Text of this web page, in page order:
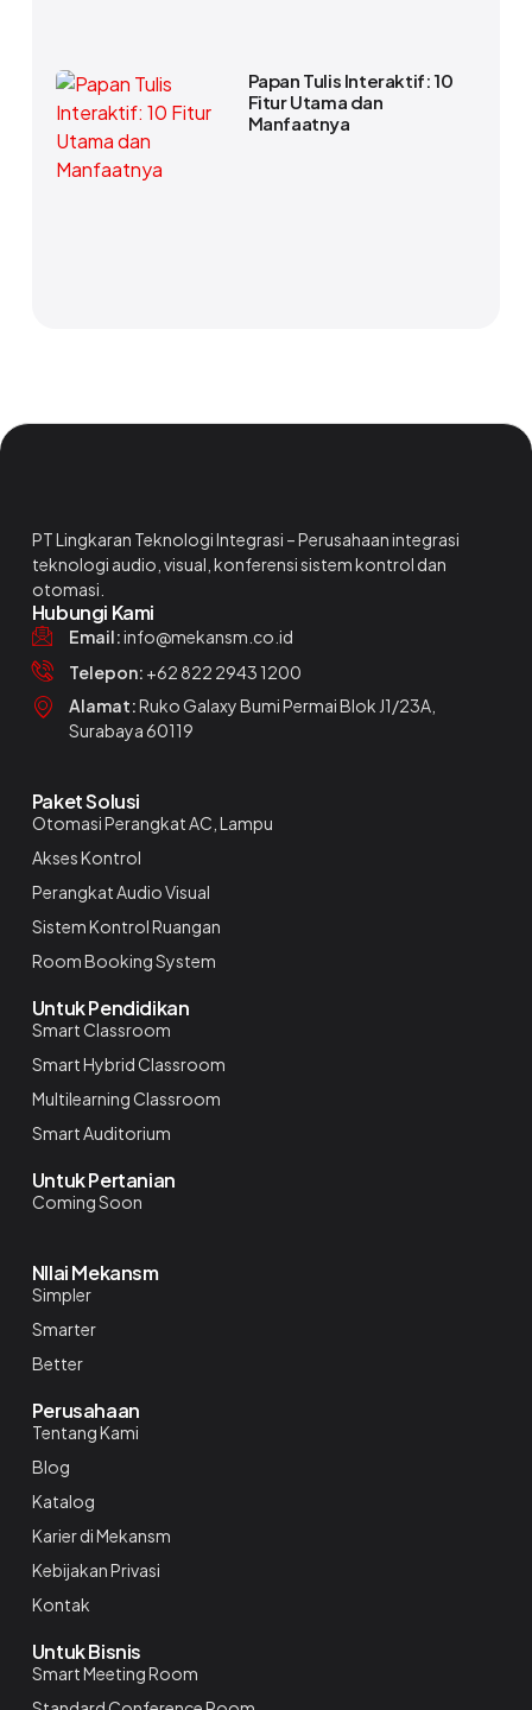
Papan Tulis Interaktif: 10
Fitur Utama dan
Manfaatnya
PT Lingkaran Teknologi Integrasi – Perusahaan integrasi
teknologi audio, visual, konferensi sistem kontrol dan
otomasi.
Hubungi Kami
Email:info@mekansm.co.id
Telepon: +62 822 2943 1200
Alamat:Ruko Galaxy Bumi Permai Blok J1/23A,
Surabaya 60119
Paket Solusi
Otomasi Perangkat AC, Lampu
Akses Kontrol
Perangkat Audio Visual
Sistem Kontrol Ruangan
Room Booking System
Untuk Pendidikan
Smart Classroom
Smart Hybrid Classroom
Multilearning Classroom
Smart Auditorium
Untuk Pertanian
Coming Soon
NIlai Mekansm
Simpler
Smarter
Better
Perusahaan
Tentang Kami
Blog
Katalog
Karier di Mekansm
Kebijakan Privasi
Kontak
Untuk Bisnis
Smart Meeting Room